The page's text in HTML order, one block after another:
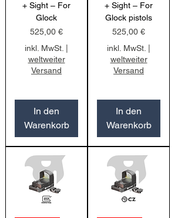
+ Sight – For
Glock
Preis
525,00 €
inkl. MwSt.
weltweiter
Versand
In den
Warenkorb
+ Sight – For
Glock pistols
Preis
525,00 €
inkl. MwSt.
weltweiter
Versand
In den
Warenkorb